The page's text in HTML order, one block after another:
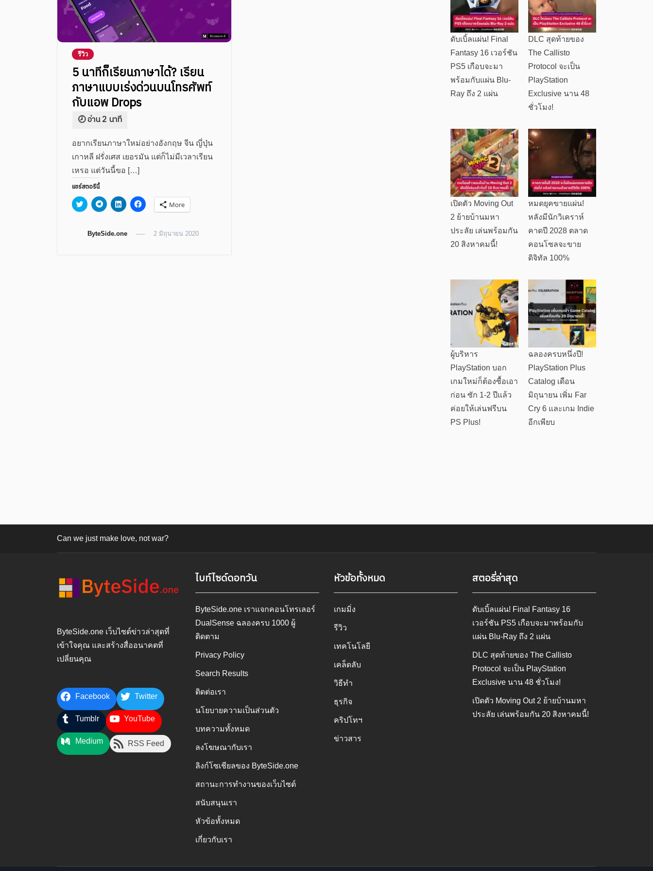
รีวิว
5 นาทีก็เรียนภาษาได้? เรียน
ภาษาแบบเร่งด่วนบนโทรศัพท์
กับแอพ Drops
อยากเรียนภาษาใหม่อย่างอังกฤษ จีน ญี่ปุ่น
เกาหลี ฝรั่งเศส เยอรมัน แต่ก็ไม่มีเวลาเรียน
เหรอ แต่วันนี้ขอ […]
แชร์สตอรีนี้
Click
to
(Opens
Click
to
(Opens
Click
to
(Opens
Click
to
share
(Opens
More
ByteSide.one 2 มิถุนายน 2020
ดับเบิ้ลแผ่น! Final
Fantasy 16 เวอร์ชัน
PS5 เกือบจะมา
พร้อมกับแผ่น Blu-
Ray ถึง 2 แผ่น
DLC สุดท้ายของ
The Callisto
Protocol จะเป็น
PlayStation
Exclusive นาน 48
ชั่วโมง!
เปิดตัว Moving Out
2 ย้ายบ้านมหา
ประลัย เล่นพร้อมกัน
20 สิงหาคมนี้!
หมดยุคขายแผ่น!
หลังมีนักวิเคราห์
คาดปี 2028 ตลาด
คอนโซลจะขาย
ดิจิทัล 100%
ผู้บริหาร
PlayStation บอก
เกมใหม่ก็ต้องซื้อเอา
ก่อน ซัก 1-2 ปีแล้ว
ค่อยให้เล่นฟรีบน
PS Plus!
ฉลองครบหนึ่งปี!
PlayStation Plus
Catalog เดือน
มิถุนายน เพิ่ม Far
Cry 6 และเกม Indie
อีกเพียบ
Can we just make love, not war?
ByteSide.one เว็บไซต์ข่าวล่าสุดที่
เข้าใจคุณ และสร้างสื่ออนาคตที่
เปลี่ยนคุณ
Facebook Twitter
Tumblr YouTube
Medium RSS Feed
ไบท์ไซด์ดอทวัน
ByteSide.one เราแจกคอนโทรเลอร์
DualSense ฉลองครบ 1000 ผู้
ติดตาม
Privacy Policy
Search Results
ติดต่อเรา
นโยบายความเป็นส่วนตัว
บทความทั้งหมด
ลงโฆษณากับเรา
ลิงก์โซเชียลของ ByteSide.one
สถานะการทำงานของเว็บไซต์
สนับสนุนเรา
หัวข้อทั้งหมด
เกี่ยวกับเรา
หัวข้อทั้งหมด
เกมมิ่ง
รีวิว
เทคโนโลยี
เคล็ดลับ
วิธีทำ
ธุรกิจ
คริปโทฯ
ข่าวสาร
สตอรี่ล่าสุด
ดับเบิ้ลแผ่น! Final Fantasy 16
เวอร์ชัน PS5 เกือบจะมาพร้อมกับ
แผ่น Blu-Ray ถึง 2 แผ่น
DLC สุดท้ายของ The Callisto
Protocol จะเป็น PlayStation
Exclusive นาน 48 ชั่วโมง!
เปิดตัว Moving Out 2 ย้ายบ้านมหา
ประลัย เล่นพร้อมกัน 20 สิงหาคมนี้!